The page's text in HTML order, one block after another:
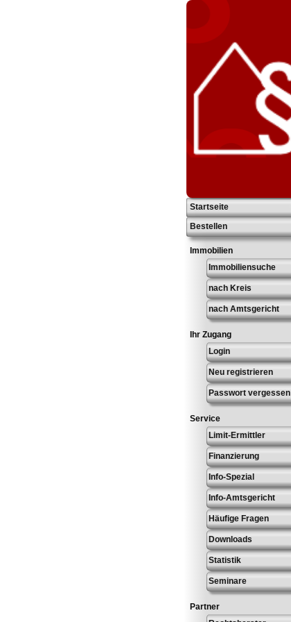
Startseite
Bestellen
Immobilien
Immobiliensuche
nach Kreis
nach Amtsgericht
Ihr Zugang
Login
Neu registrieren
Passwort vergessen
Service
Limit-Ermittler
Finanzierung
Info-Spezial
Info-Amtsgericht
Häufige Fragen
Downloads
Statistik
Seminare
Partner